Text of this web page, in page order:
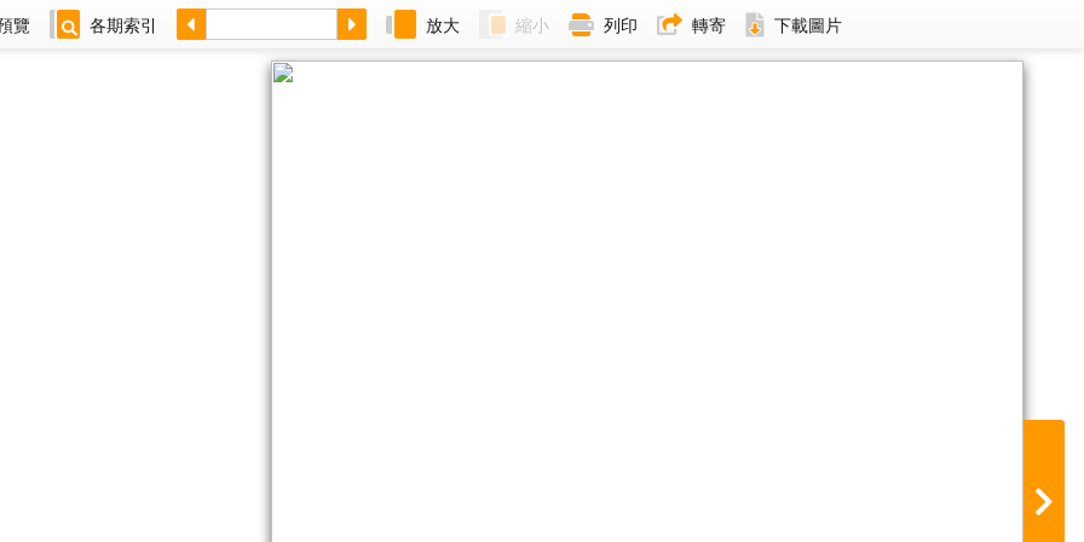
覽 各期索引 放大 縮小 列印 轉寄 下載圖片